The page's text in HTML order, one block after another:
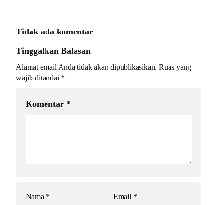
Tidak ada komentar
Tinggalkan Balasan
Alamat email Anda tidak akan dipublikasikan. Ruas yang
wajib ditandai *
Komentar *
Nama * Email *